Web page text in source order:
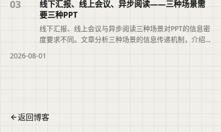
整信息。
03
线下汇报、线上会议、异步阅读——三种场景需
要三种PPT
线下汇报、线上会议与异步阅读三种场景对PPT的信息密
度要求不同。文章分析三种场景的信息传递机制，介绍
内容密度，并说明基于同一份大纲快速适配不同场景的
2026-08-01
返回博客